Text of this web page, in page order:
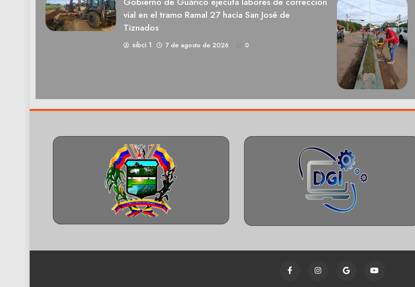
vial en el tramo Ramal 27 hacia San José de
Tiznados
sibci 1 7 de agosto de 2026 0